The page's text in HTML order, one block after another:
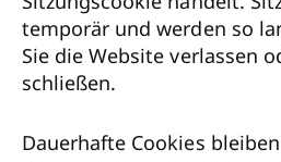
temporär und werden so
Sie die Website verlassen
schließen.
Dauerhafte Cookies